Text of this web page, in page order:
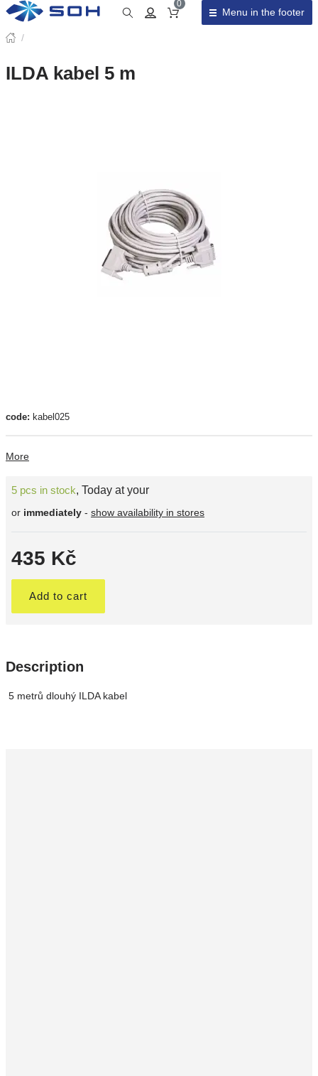
Cart total
0
Menu in the footer
/
ILDA kabel 5 m
code: kabel025
More
5 pcs in stock, Today at your
or immediately - show availability in stores
435 Kč
Add to cart
Description
5 metrů dlouhý ILDA kabel